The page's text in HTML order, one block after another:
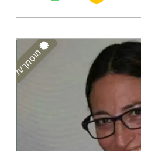
מוסמך/ת